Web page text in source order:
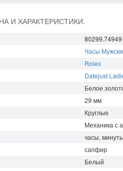
И ХАРАКТЕРИСТИКИ.
80299.74949
Часы
Rolex
Datejust
Белое
29 мм
Круглые
Механика с
часы,
сапфир
Белый